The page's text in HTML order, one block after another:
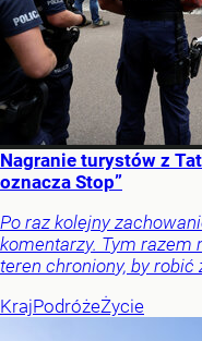
Nagranie turystów z
oznacza Stop”
Po raz kolejny
komentarzy. Tym razem
teren chroniony, by robić
KrajPodróżeŻycie